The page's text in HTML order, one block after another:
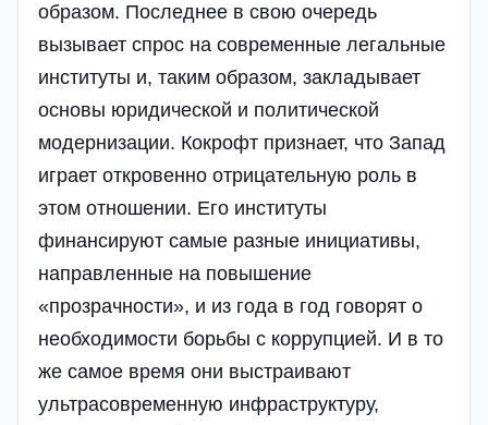
образом. Последнее в свою очередь
вызывает спрос на современные легальные
институты и, таким образом, закладывает
основы юридической и политической
модернизации. Кокрофт признает, что Запад
играет откровенно отрицательную роль в
этом отношении. Его институты
финансируют самые разные инициативы,
направленные на повышение
«прозрачности», и из года в год говорят о
необходимости борьбы с коррупцией. И в то
же самое время они выстраивают
ультрасовременную инфраструктуру,